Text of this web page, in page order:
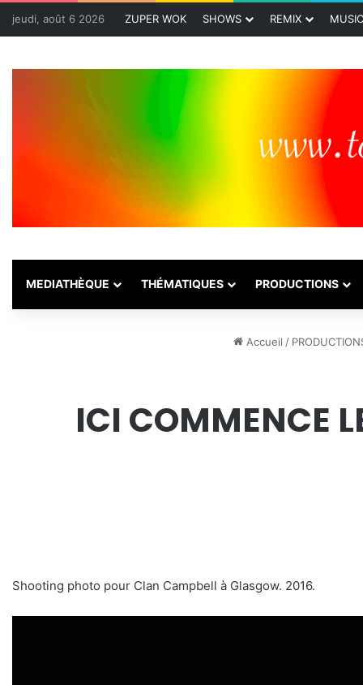
jeudi, août 6 2026 ZUPER WOK SHOWS REMIX MUSIC
MEDIATHÈQUE THÉMATIQUES PRODUCTIONS
Accueil /
ICI COMMENCE
Shooting photo pour Clan Campbell à Glasgow. 2016.